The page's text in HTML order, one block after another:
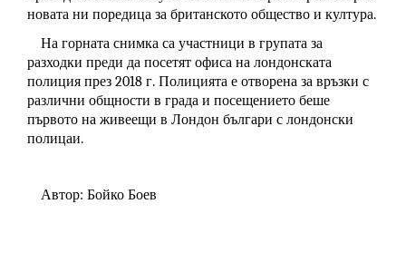
новата ни поредица за британското общество и култура.
На горната снимка са участници в групата за
разходки преди да посетят офиса на лондонската
полиция през 2018 г. Полицията е отворена за връзки с
различни общности в града и посещението беше
първото на живеещи в Лондон българи с лондонски
полицаи.
Автор: Бойко Боев